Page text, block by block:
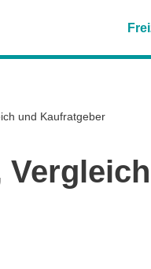
und Kaufratgeber